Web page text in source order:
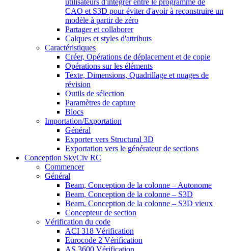
utilisateurs d'intégrer entre le programme de
CAO et S3D pour éviter d'avoir à reconstruire un
modèle à partir de zéro
Partager et collaborer
Calques et styles d'attributs
Caractéristiques
Créer, Opérations de déplacement et de copie
Opérations sur les éléments
Texte, Dimensions, Quadrillage et nuages ​​de
révision
Outils de sélection
Paramètres de capture
Blocs
Importation/Exportation
Général
Exporter vers Structural 3D
Exportation vers le générateur de sections
Conception SkyCiv RC
Commencer
Général
Beam, Conception de la colonne – Autonome
Beam, Conception de la colonne – S3D
Beam, Conception de la colonne – S3D vieux
Concepteur de section
Vérification du code
ACI 318 Vérification
Eurocode 2 Vérification